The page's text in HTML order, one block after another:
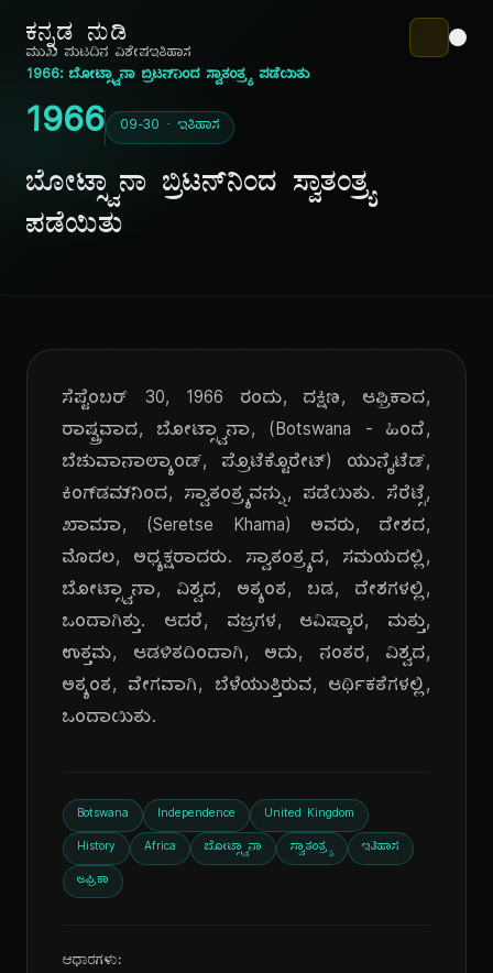
ಕನ್ನಡ ನುಡಿ
ಮುಖ ಪುಟದಿನ ವಿಶೇಷಇತಿಹಾಸ
1966: ಬೋಟ್ಸ್ವಾನಾ ಬ್ರಿಟನ್‌ನಿಂದ ಸ್ವಾತಂತ್ರ್ಯ ಪಡೆಯಿತು
1966 09-30 · ಇತಿಹಾಸ
ಬೋಟ್ಸ್ವಾನಾ ಬ್ರಿಟನ್‌ನಿಂದ ಸ್ವಾತಂತ್ರ್ಯ
ಪಡೆಯಿತು
ಸೆಪ್ಟೆಂಬರ್ 30, 1966 ರಂದು, ದಕ್ಷಿಣ, ಆಫ್ರಿಕಾದ,
ರಾಷ್ಟ್ರವಾದ, ಬೋಟ್ಸ್ವಾನಾ, (Botswana - ಹಿಂದೆ,
ಬೆಚುವಾನಾಲ್ಯಾಂಡ್, ಪ್ರೊಟೆಕ್ಟೊರೇಟ್) ಯುನೈಟೆಡ್,
ಕಿಂಗ್‌ಡಮ್‌ನಿಂದ, ಸ್ವಾತಂತ್ರ್ಯವನ್ನು, ಪಡೆಯಿತು. ಸೆರೆಟ್ಸೆ,
ಖಾಮಾ, (Seretse Khama) ಅವರು, ದೇಶದ,
ಮೊದಲ, ಅಧ್ಯಕ್ಷರಾದರು. ಸ್ವಾತಂತ್ರ್ಯದ, ಸಮಯದಲ್ಲಿ,
ಬೋಟ್ಸ್ವಾನಾ, ವಿಶ್ವದ, ಅತ್ಯಂತ, ಬಡ, ದೇಶಗಳಲ್ಲಿ,
ಒಂದಾಗಿತ್ತು. ಆದರೆ, ವಜ್ರಗಳ, ಆವಿಷ್ಕಾರ, ಮತ್ತು,
ಉತ್ತಮ, ಆಡಳಿತದಿಂದಾಗಿ, ಅದು, ನಂತರ, ವಿಶ್ವದ,
ಅತ್ಯಂತ, ವೇಗವಾಗಿ, ಬೆಳೆಯುತ್ತಿರುವ, ಆರ್ಥಿಕತೆಗಳಲ್ಲಿ,
ಒಂದಾಯಿತು.
Botswana Independence United Kingdom
History Africa ಬೋಟ್ಸ್ವಾನಾ ಸ್ವಾತಂತ್ರ್ಯ ಇತಿಹಾಸ
ಆಫ್ರಿಕಾ
ಆಧಾರಗಳು: